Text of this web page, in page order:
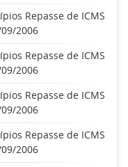
Repasse de ICMS
2006
Repasse de ICMS
2006
Repasse de ICMS
2006
Repasse de ICMS
2006